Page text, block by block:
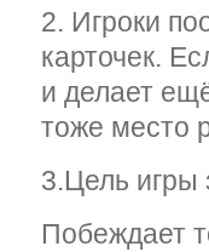
2. Игроки
карточек.
и делает
тоже место
3.Цель игры
Побеждает